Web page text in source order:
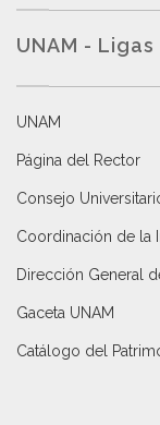
UNAM -
UNAM
Página del Rector
Consejo
Coordinación de la
Dirección General
Gaceta UNAM
Catálogo del